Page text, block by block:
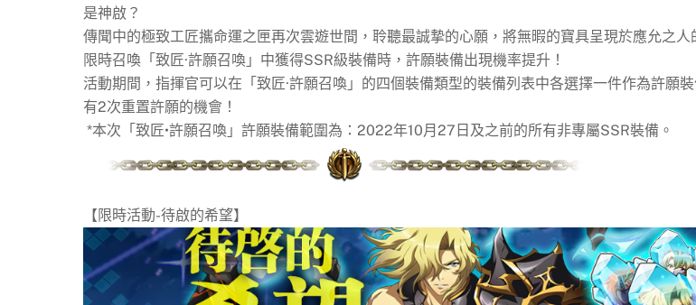
是神啟？
傳聞中的極致工匠攜命運之匣再次雲遊世間，聆聽最誠摯的心願，將無暇的寶具呈現於應允之人
限時召喚「致匠·許願召喚」中獲得SSR級裝備時，許願裝備出現機率提升！
活動期間，指揮官可以在「致匠·許願召喚」的四個裝備類型的裝備列表中各選擇一件作為許願
有2次重置許願的機會！
*本次「致匠•許願召喚」許願裝備範圍為：2022年10月27日及之前的所有非專屬SSR裝備。
【限時活動-待啟的希望】